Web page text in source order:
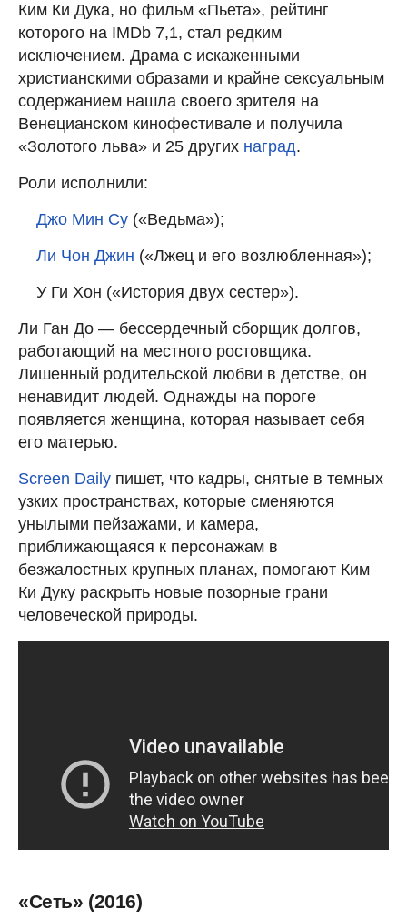
Ким Ки Дука, но фильм «Пьета», рейтинг
которого на IMDb 7,1, стал редким
исключением. Драма с искаженными
христианскими образами и крайне сексуальным
содержанием нашла своего зрителя на
Венецианском кинофестивале и получила
«Золотого льва» и 25 других наград.
Роли исполнили:
Джо Мин Су («Ведьма»);
Ли Чон Джин («Лжец и его возлюбленная»);
У Ги Хон («История двух сестер»).
Ли Ган До — бессердечный сборщик долгов,
работающий на местного ростовщика.
Лишенный родительской любви в детстве, он
ненавидит людей. Однажды на пороге
появляется женщина, которая называет себя
его матерью.
Screen Daily пишет, что кадры, снятые в темных
узких пространствах, которые сменяются
унылыми пейзажами, и камера,
приближающаяся к персонажам в
безжалостных крупных планах, помогают Ким
Ки Дуку раскрыть новые позорные грани
человеческой природы.
«Сеть» (2016)